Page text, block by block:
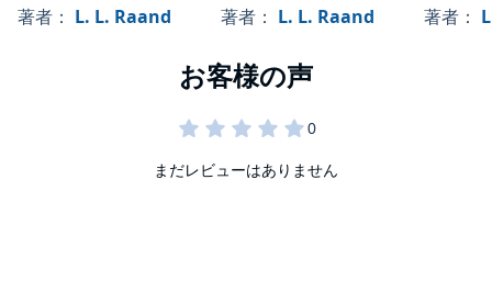
著者： L. L. Raand
著者： L. L. Raand
著者：
まだレビューはありません